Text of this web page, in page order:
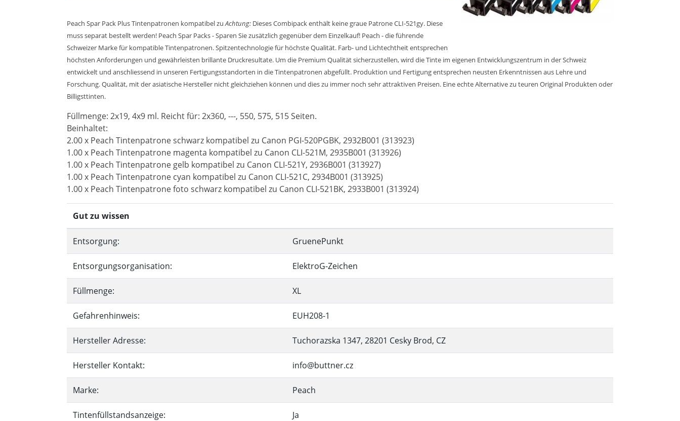
Peach Spar Pack Plus Tintenpatronen kompatibel zuAchtung: Dieses Combipack enthält keine graue Patrone CLI-521gy. Diese
muss separat bestellt werden! Peach Spar Packs - Sparen Sie zusätzlich gegenüber dem Einzelkauf! Peach - die führende
Schweizer Marke für kompatible Tintenpatronen. Spitzentechnologie für höchste Qualität. Farb- und Lichtechtheit entsprechen
höchsten Anforderungen und gewährleisten brillante Druckresultate. Um die Premium Qualität sicherzustellen, wird die Tinte im eigenen Entwicklungszentrum in der Schweiz
entwickelt und anschliessend in unseren Fertigungsstandorten in die Tintenpatronen abgefüllt. Produktion und Fertigung entsprechen neusten Erkenntnissen aus Lehre und
Forschung. Qualität, mit der asiatische Hersteller nicht gleichziehen können und dies zu immer noch sehr attraktiven Preisen. Eine echte Alternative zu teuren Original Produkten oder
Billigsttinten.
Füllmenge: 2x19, 4x9 ml. Reicht für: 2x360, ---, 550, 575, 515 Seiten.
Beinhaltet:
2.00 x Peach Tintenpatrone schwarz kompatibel zu Canon PGI-520PGBK, 2932B001 (313923)
1.00 x Peach Tintenpatrone magenta kompatibel zu Canon CLI-521M, 2935B001 (313926)
1.00 x Peach Tintenpatrone gelb kompatibel zu Canon CLI-521Y, 2936B001 (313927)
1.00 x Peach Tintenpatrone cyan kompatibel zu Canon CLI-521C, 2934B001 (313925)
1.00 x Peach Tintenpatrone foto schwarz kompatibel zu Canon CLI-521BK, 2933B001 (313924)
Gut zu wissen
Entsorgung: GruenePunkt
Entsorgungsorganisation: ElektroG-Zeichen
Füllmenge: XL
Gefahrenhinweis: EUH208-1
Hersteller Adresse: Tuchorazska 1347, 28201 Cesky Brod, CZ
Hersteller Kontakt: info@buttner.cz
Marke: Peach
Tintenfüllstandsanzeige: Ja